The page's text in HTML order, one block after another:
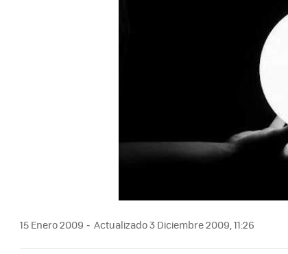
15 Enero 2009 Actualizado 3 Diciembre 2009, 11:26